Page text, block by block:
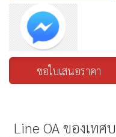
ขอใบเสนอราคา
Line OA ของเทศ